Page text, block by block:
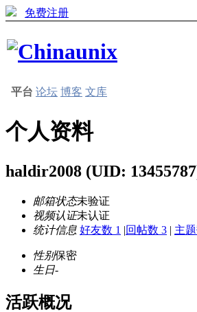
免费注册
平台 论坛 博客 文库
个人资料
haldir2008 (UID:
邮箱状态未验证
视频认证未认证
统计信息 好友数 1 |回帖数 3 | 主
性别保密
生日-
活跃概况